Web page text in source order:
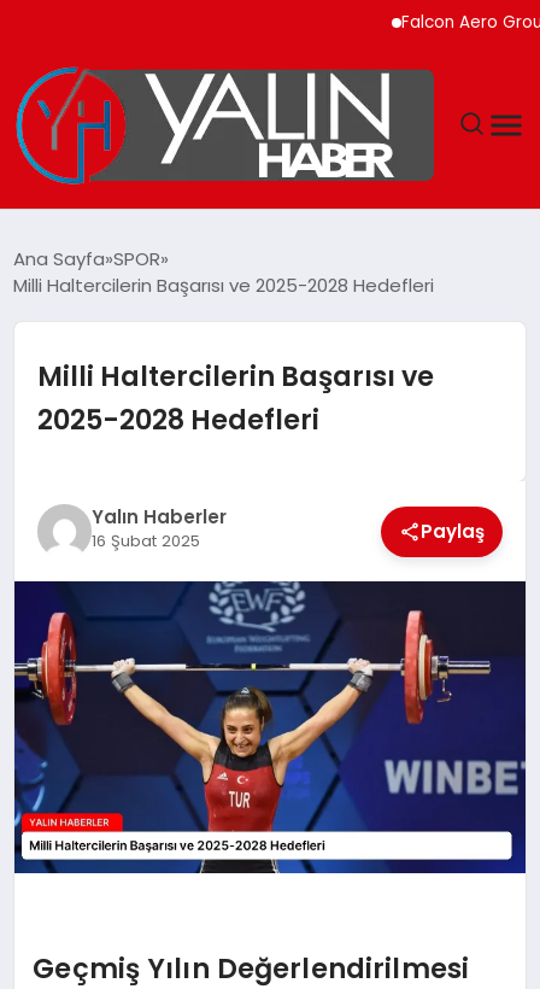
Falcon Aero Group,
DÜNYA
EKONOMİ
EĞİTİM
TEKNOLOJİ
MAGAZİN
SAĞLIK
Ana Sayfa SPOR
Milli Haltercilerin Başarısı ve 2025-2028 Hedefleri
Milli Haltercilerin Başarısı ve
2025-2028 Hedefleri
Yalın Haberler
16 Şubat 2025 Paylaş
Geçmiş Yılın Değerlendirilmesi